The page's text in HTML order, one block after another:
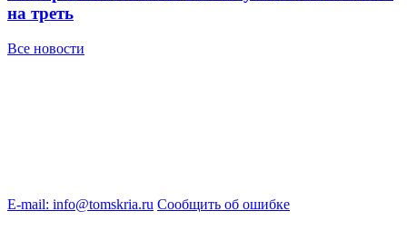
на треть
Все новости
E-mail: info@tomskria.ru Сообщить об ошибке